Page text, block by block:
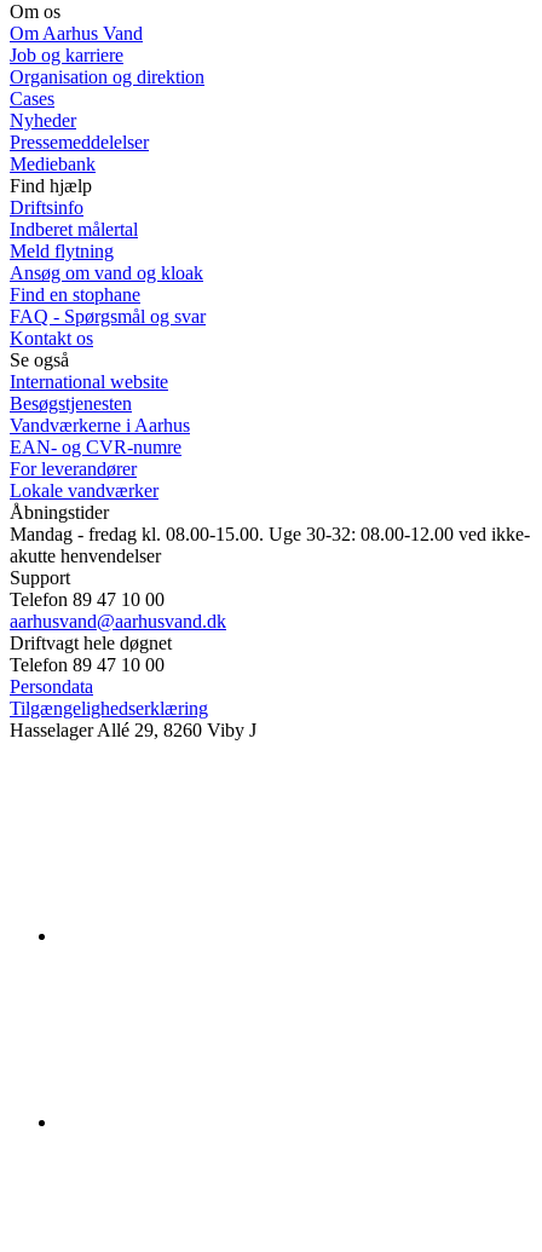
Om os
Om Aarhus Vand
Job og karriere
Organisation og direktion
Cases
Nyheder
Pressemeddelelser
Mediebank
Find hjælp
Driftsinfo
Indberet målertal
Meld flytning
Ansøg om vand og kloak
Find en stophane
FAQ - Spørgsmål og svar
Kontakt os
Se også
International website
Besøgstjenesten
Vandværkerne i Aarhus
EAN- og CVR-numre
For leverandører
Lokale vandværker
Åbningstider
Mandag - fredag kl. 08.00-15.00. Uge 30-32: 08.00-12.00 ved ikke-
akutte henvendelser
Support
Telefon 89 47 10 00
aarhusvand@aarhusvand.dk
Driftvagt hele døgnet
Telefon 89 47 10 00
Persondata
Tilgængelighedserklæring
Hasselager Allé 29, 8260 Viby J